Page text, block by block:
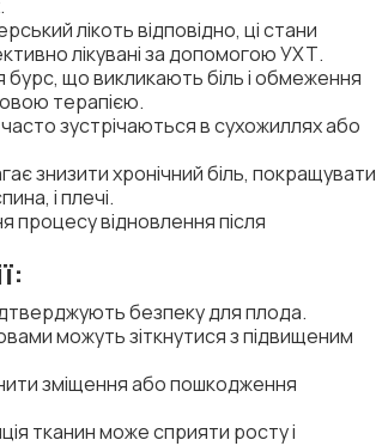
лікоть відповідно, ці стани
лікувані за допомогою УХТ.
бурс, що викликають біль і обмеження
терапією.
зустрічаються в сухожиллях або
знизити хронічний біль, покращувати
і плечі.
відновлення після
безпеку для плода.
можуть зіткнутися з підвищеним
зміщення або пошкодження
тканин може сприяти росту і